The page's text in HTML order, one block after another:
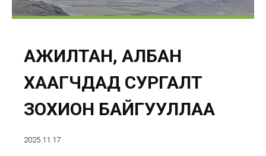
АЖИЛТАН, АЛБАН
ХААГЧДАД СУРГАЛТ
ЗОХИОН БАЙГУУЛЛАА
2025.11.17